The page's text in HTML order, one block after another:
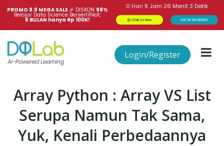
PROMO 8.8 MEGA SALE 🎉 DISKON 98%
Belajar Data Science Bersertifikat,
6 BULAN hanya Rp 100K!
0 Hari 8 Jam 26 Menit3 Detik
Chat Us Now DAFTAR SEKARANG!
Login/Register
Array Python : Array VS List
Serupa Namun Tak Sama,
Yuk, Kenali Perbedaannya